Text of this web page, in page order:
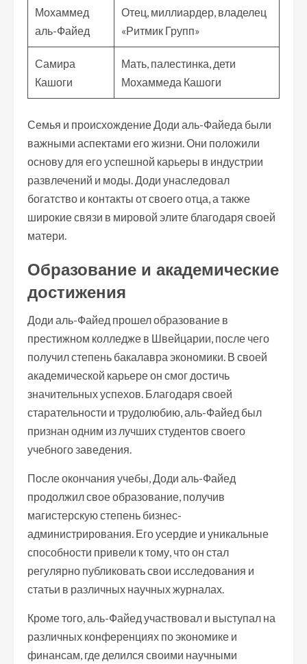
Мохаммед
аль-Файед
Отец, миллиардер, владелец
«Ритмик Групп»
Самира
Кашоги
Мать, палестинка, дети
Мохаммеда Кашоги
Семья и происхождение Доди аль-Файеда были
важными аспектами его жизни. Они положили
основу для его успешной карьеры в индустрии
развлечений и моды. Доди унаследовал
богатство и контакты от своего отца, а также
широкие связи в мировой элите благодаря своей
матери.
Образование и академические
достижения
Доди аль-Файед прошел образование в
престижном колледже в Швейцарии, после чего
получил степень бакалавра экономики. В своей
академической карьере он смог достичь
значительных успехов. Благодаря своей
старательности и трудолюбию, аль-Файед был
признан одним из лучших студентов своего
учебного заведения.
После окончания учебы, Доди аль-Файед
продолжил свое образование, получив
магистерскую степень бизнес-
администрирования. Его усердие и уникальные
способности привели к тому, что он стал
регулярно публиковать свои исследования и
статьи в различных научных журналах.
Кроме того, аль-Файед участвовал и выступал на
различных конференциях по экономике и
финансам, где делился своими научными